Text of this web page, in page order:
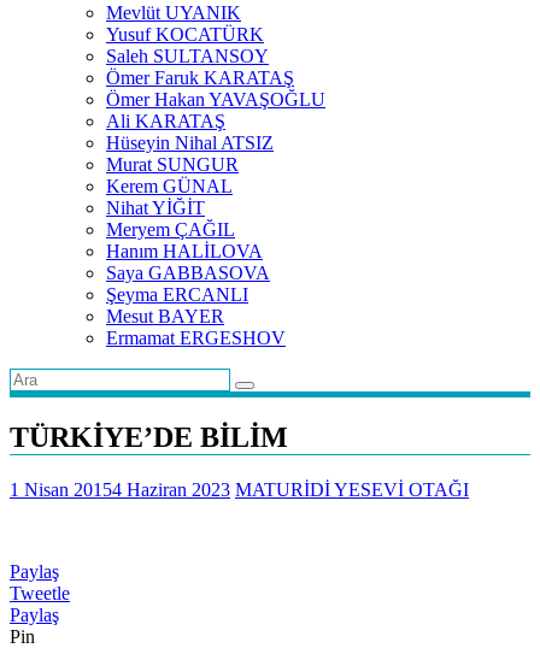
Mevlüt UYANIK
Yusuf KOCATÜRK
Saleh SULTANSOY
Ömer Faruk KARATAŞ
Ömer Hakan YAVAŞOĞLU
Ali KARATAŞ
Hüseyin Nihal ATSIZ
Murat SUNGUR
Kerem GÜNAL
Nihat YİĞİT
Meryem ÇAĞIL
Hanım HALİLOVA
Saya GABBASOVA
Şeyma ERCANLI
Mesut BAYER
Ermamat ERGESHOV
TÜRKİYE’DE BİLİM
1 Nisan 20154 Haziran 2023 MATURİDİ YESEVİ OTAĞI
Paylaş
Tweetle
Paylaş
Pin